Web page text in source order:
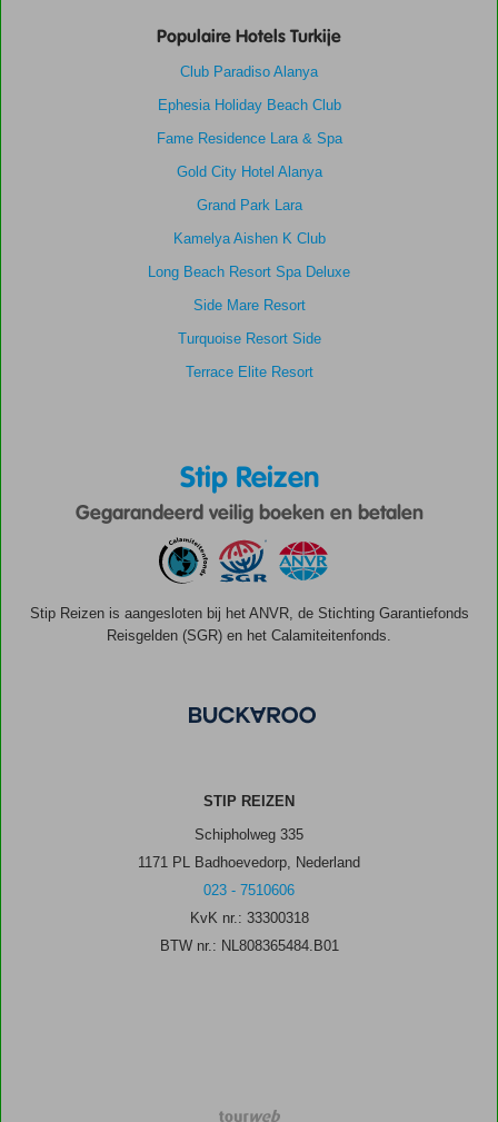
Populaire Hotels Turkije
Club Paradiso Alanya
Ephesia Holiday Beach Club
Fame Residence Lara & Spa
Gold City Hotel Alanya
Grand Park Lara
Kamelya Aishen K Club
Long Beach Resort Spa Deluxe
Side Mare Resort
Turquoise Resort Side
Terrace Elite Resort
Stip Reizen
Gegarandeerd veilig boeken en betalen
Stip Reizen is aangesloten bij het ANVR, de Stichting Garantiefonds
Reisgelden (SGR) en het Calamiteitenfonds.
STIP REIZEN
Schipholweg 335
1171 PL Badhoevedorp, Nederland
023 - 7510606
KvK nr.: 33300318
BTW nr.: NL808365484.B01